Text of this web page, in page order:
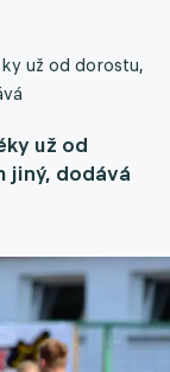
už od dorostu,
už od
jiný, dodává